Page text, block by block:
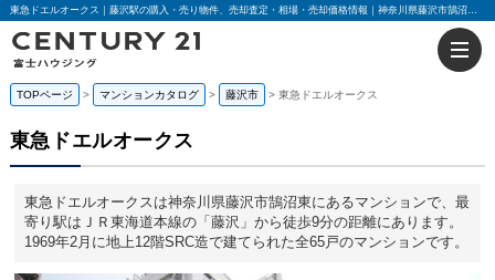
東急ドエルオークス｜藤沢駅の購入・売り物件、売却査定・相場・売却価格情報｜神奈川県藤沢市鵠沼東のマンション情報｜センチュリー21富士ハウジング
TOPページ マンションカタログ 藤沢市 東急ドエルオークス
東急ドエルオークス
東急ドエルオークスは神奈川県藤沢市鵠沼東にあるマンションで、最
寄り駅はＪＲ東海道本線の「藤沢」から徒歩9分の距離にあります。
1969年2月に地上12階SRC造で建てられた全65戸のマンションです。